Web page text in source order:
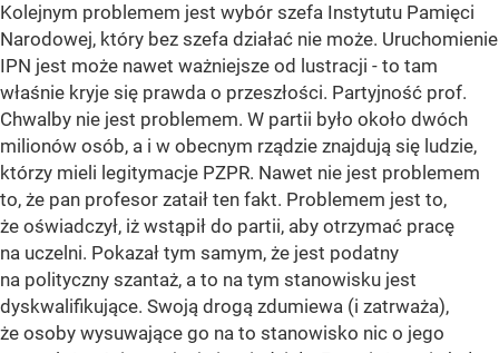
Kolejnym problemem jest wybór szefa Instytutu Pamięci
Narodowej, który bez szefa działać nie może. Uruchomienie
IPN jest może nawet ważniejsze od lustracji - to tam
właśnie kryje się prawda o przeszłości. Partyjność prof.
Chwalby nie jest problemem. W partii było około dwóch
milionów osób, a i w obecnym rządzie znajdują się ludzie,
którzy mieli legitymacje PZPR. Nawet nie jest problemem
to, że pan profesor zataił ten fakt. Problemem jest to,
że oświadczył, iż wstąpił do partii, aby otrzymać pracę
na uczelni. Pokazał tym samym, że jest podatny
na polityczny szantaż, a to na tym stanowisku jest
dyskwalifikujące. Swoją drogą zdumiewa (i zatrważa),
że osoby wysuwające go na to stanowisko nic o jego